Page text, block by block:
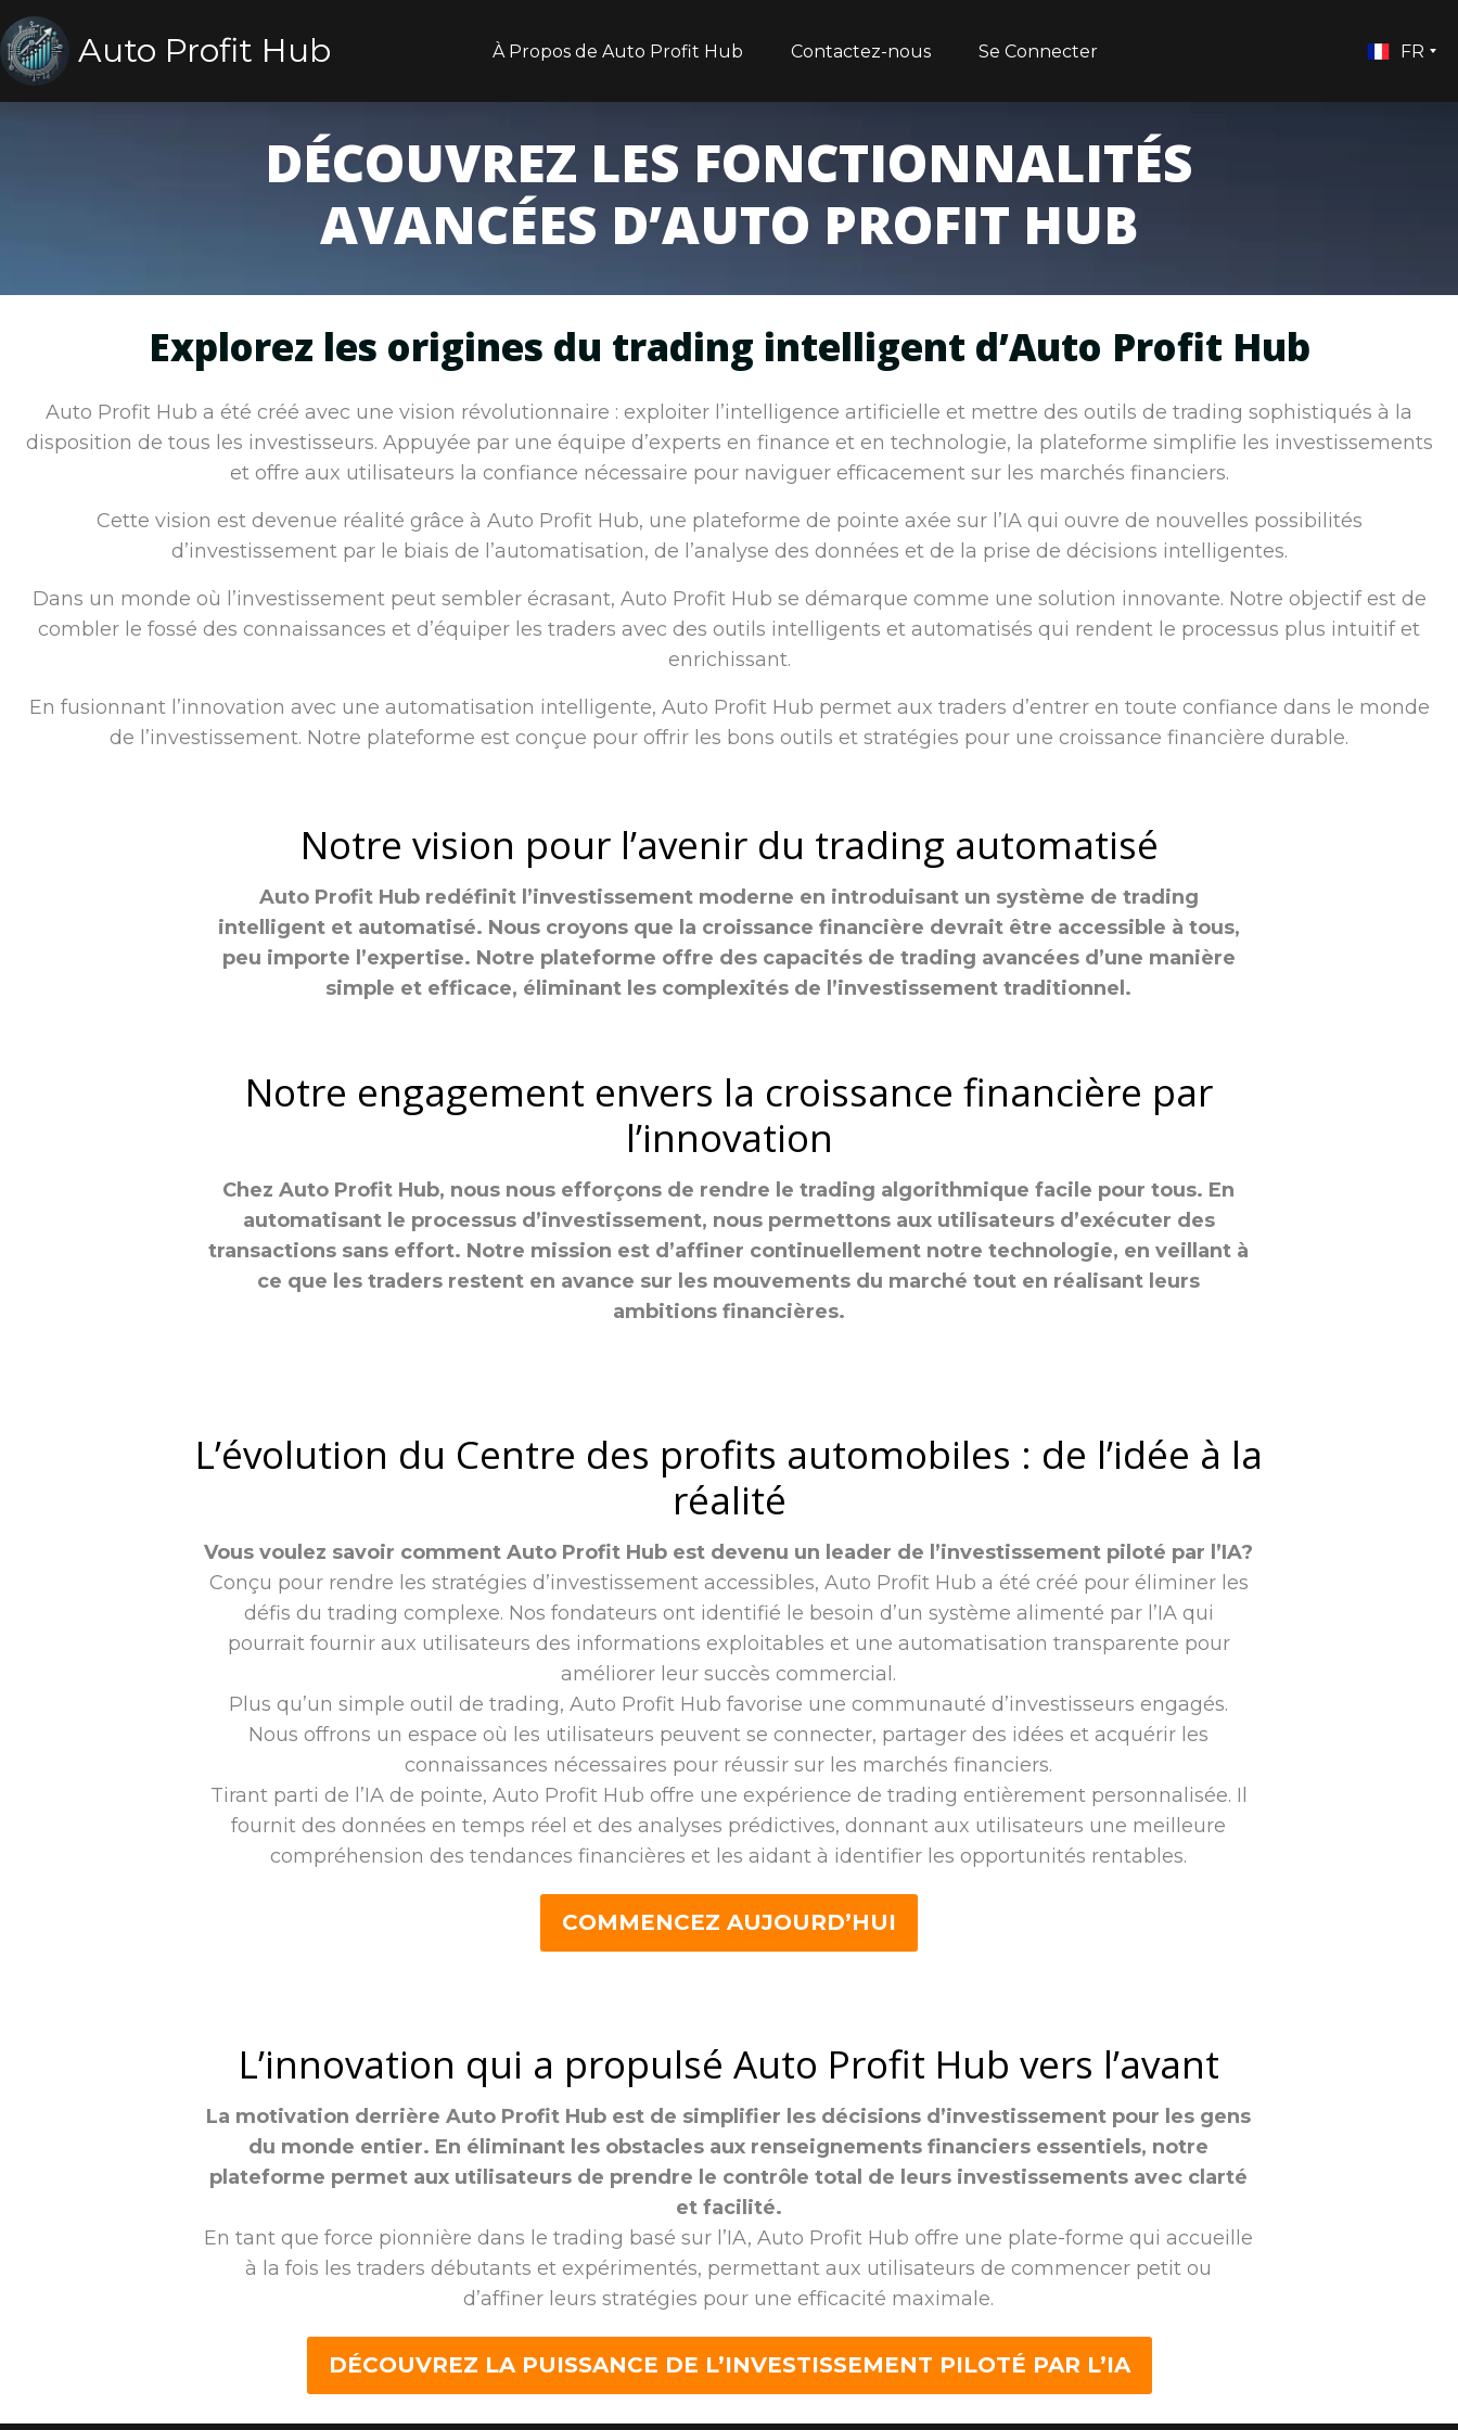
Auto Profit Hub À Propos de Auto Profit Hub Contactez-nous Se Connecter FR
DÉCOUVREZ LES FONCTIONNALITÉS
AVANCÉES D’AUTO PROFIT HUB
Explorez les origines du trading intelligent d’Auto Profit Hub
Auto Profit Hub a été créé avec une vision révolutionnaire : exploiter l’intelligence artificielle et mettre des outils de trading sophistiqués à la
disposition de tous les investisseurs. Appuyée par une équipe d’experts en finance et en technologie, la plateforme simplifie les investissements
et offre aux utilisateurs la confiance nécessaire pour naviguer efficacement sur les marchés financiers.
Cette vision est devenue réalité grâce à Auto Profit Hub, une plateforme de pointe axée sur l’IA qui ouvre de nouvelles possibilités
d’investissement par le biais de l’automatisation, de l’analyse des données et de la prise de décisions intelligentes.
Dans un monde où l’investissement peut sembler écrasant, Auto Profit Hub se démarque comme une solution innovante. Notre objectif est de
combler le fossé des connaissances et d’équiper les traders avec des outils intelligents et automatisés qui rendent le processus plus intuitif et
enrichissant.
En fusionnant l’innovation avec une automatisation intelligente, Auto Profit Hub permet aux traders d’entrer en toute confiance dans le monde
de l’investissement. Notre plateforme est conçue pour offrir les bons outils et stratégies pour une croissance financière durable.
Notre vision pour l’avenir du trading automatisé
Auto Profit Hub redéfinit l’investissement moderne en introduisant un système de trading
intelligent et automatisé. Nous croyons que la croissance financière devrait être accessible à tous,
peu importe l’expertise. Notre plateforme offre des capacités de trading avancées d’une manière
simple et efficace, éliminant les complexités de l’investissement traditionnel.
Notre engagement envers la croissance financière par
l’innovation
Chez Auto Profit Hub, nous nous efforçons de rendre le trading algorithmique facile pour tous. En
automatisant le processus d’investissement, nous permettons aux utilisateurs d’exécuter des
transactions sans effort. Notre mission est d’affiner continuellement notre technologie, en veillant à
ce que les traders restent en avance sur les mouvements du marché tout en réalisant leurs
ambitions financières.
L’évolution du Centre des profits automobiles : de l’idée à la
réalité
Vous voulez savoir comment Auto Profit Hub est devenu un leader de l’investissement piloté par l’IA?
Conçu pour rendre les stratégies d’investissement accessibles, Auto Profit Hub a été créé pour éliminer les
défis du trading complexe. Nos fondateurs ont identifié le besoin d’un système alimenté par l’IA qui
pourrait fournir aux utilisateurs des informations exploitables et une automatisation transparente pour
améliorer leur succès commercial.
Plus qu’un simple outil de trading, Auto Profit Hub favorise une communauté d’investisseurs engagés.
Nous offrons un espace où les utilisateurs peuvent se connecter, partager des idées et acquérir les
connaissances nécessaires pour réussir sur les marchés financiers.
Tirant parti de l’IA de pointe, Auto Profit Hub offre une expérience de trading entièrement personnalisée. Il
fournit des données en temps réel et des analyses prédictives, donnant aux utilisateurs une meilleure
compréhension des tendances financières et les aidant à identifier les opportunités rentables.
COMMENCEZ AUJOURD’HUI
L’innovation qui a propulsé Auto Profit Hub vers l’avant
La motivation derrière Auto Profit Hub est de simplifier les décisions d’investissement pour les gens
du monde entier. En éliminant les obstacles aux renseignements financiers essentiels, notre
plateforme permet aux utilisateurs de prendre le contrôle total de leurs investissements avec clarté
et facilité.
En tant que force pionnière dans le trading basé sur l’IA, Auto Profit Hub offre une plate-forme qui accueille
à la fois les traders débutants et expérimentés, permettant aux utilisateurs de commencer petit ou
d’affiner leurs stratégies pour une efficacité maximale.
DÉCOUVREZ LA PUISSANCE DE L’INVESTISSEMENT PILOTÉ PAR L’IA